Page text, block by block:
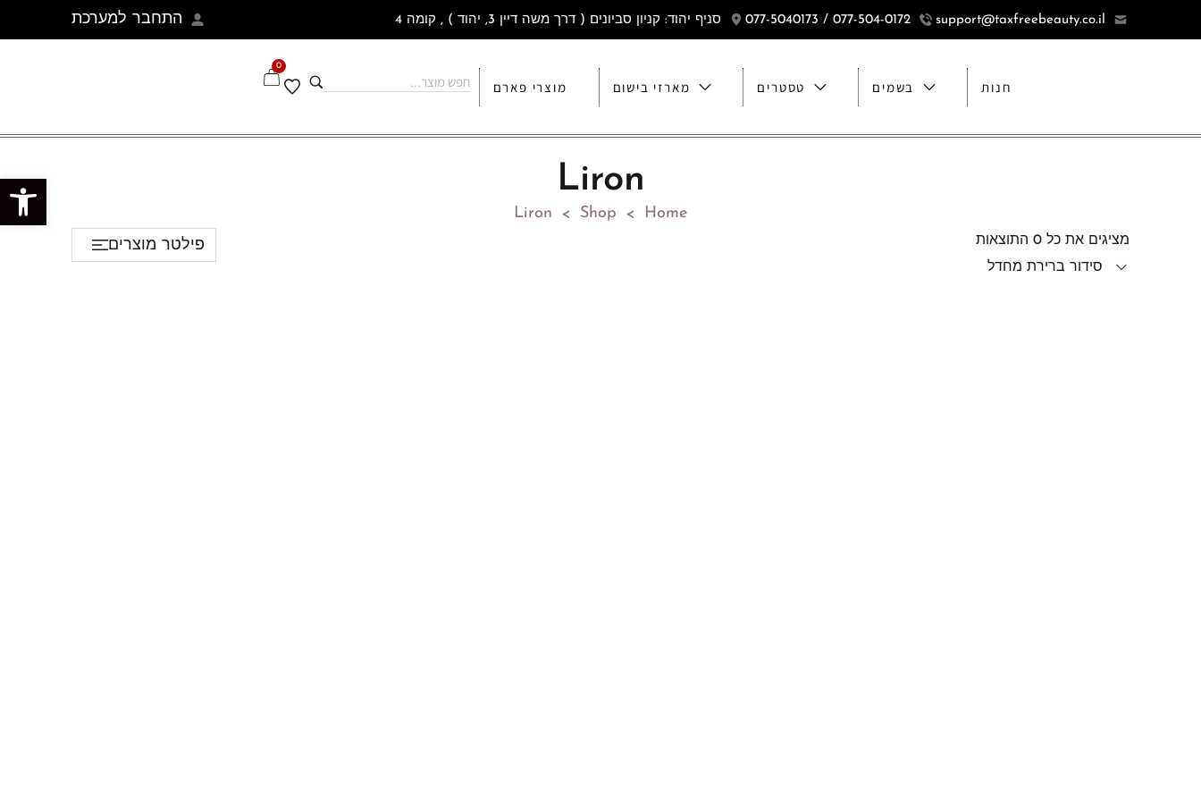
support@taxfreebeauty.co.il
077-504-0172 / 077-5040173 סניף יהוד: קניון סביונים ( דרך משה דיין 3, יהוד ) , קומה 4 התחבר למערכת
מוצרי פארם מארזי בישום טסטרים בשמים חנות
0
Liron
Home
>
Shop
>
Liron
מציגים את כל ⁦0⁩ התוצאות
סידור ברירת מחדל
פילטר מוצרים
פתח סרגל נגישות